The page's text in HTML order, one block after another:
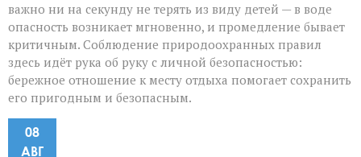
важно ни на секунду не терять из виду детей — в воде
опасность возникает мгновенно, и промедление бывает
критичным. Соблюдение природоохранных правил
здесь идёт рука об руку с личной безопасностью:
бережное отношение к месту отдыха помогает сохранить
его пригодным и безопасным.
08
АВГ